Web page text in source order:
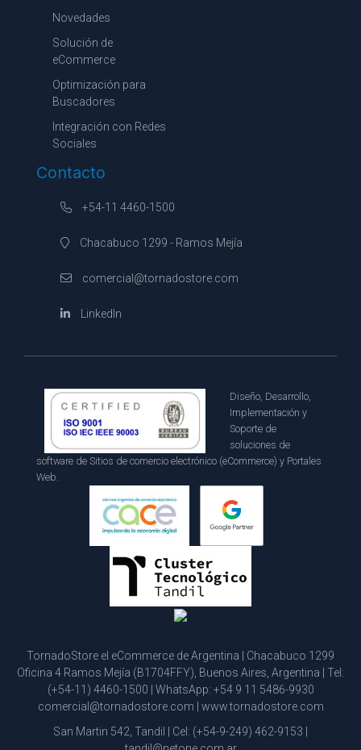
Novedades
Solución de
eCommerce
Optimización para
Buscadores
Integración con Redes
Sociales
Contacto
+54-11 4460-1500
Chacabuco 1299 - Ramos Mejía
comercial@tornadostore.com
LinkedIn
Diseño, Desarrollo,
Implementación y
Soporte de
soluciones de
software de Sitios de comercio electrónico (eCommerce) y Portales
Web.
TornadoStore el eCommerce de Argentina | Chacabuco 1299
Oficina 4 Ramos Mejía (B1704FFY), Buenos Aires, Argentina | Tel:
(+54-11) 4460-1500 | WhatsApp: +54 9 11 5486-9930
comercial@tornadostore.com
www.tornadostore.com
San Martin 542, Tandil | Cel: (+54-9-249) 462-9153